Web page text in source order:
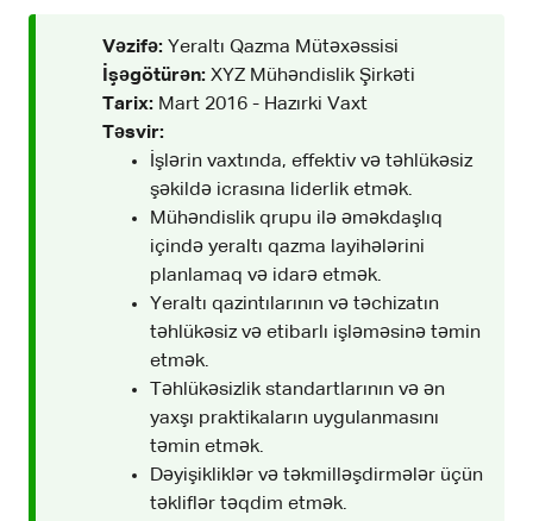
Vəzifə: Yeraltı Qazma Mütəxəssisi
İşəgötürən: XYZ Mühəndislik Şirkəti
Tarix: Mart 2016 - Hazırki Vaxt
Təsvir:
İşlərin vaxtında, effektiv və təhlükəsiz
şəkildə icrasına liderlik etmək.
Mühəndislik qrupu ilə əməkdaşlıq
içində yeraltı qazma layihələrini
planlamaq və idarə etmək.
Yeraltı qazintılarının və təchizatın
təhlükəsiz və etibarlı işləməsinə təmin
etmək.
Təhlükəsizlik standartlarının və ən
yaxşı praktikaların uygulanmasını
təmin etmək.
Dəyişikliklər və təkmilləşdirmələr üçün
təkliflər təqdim etmək.